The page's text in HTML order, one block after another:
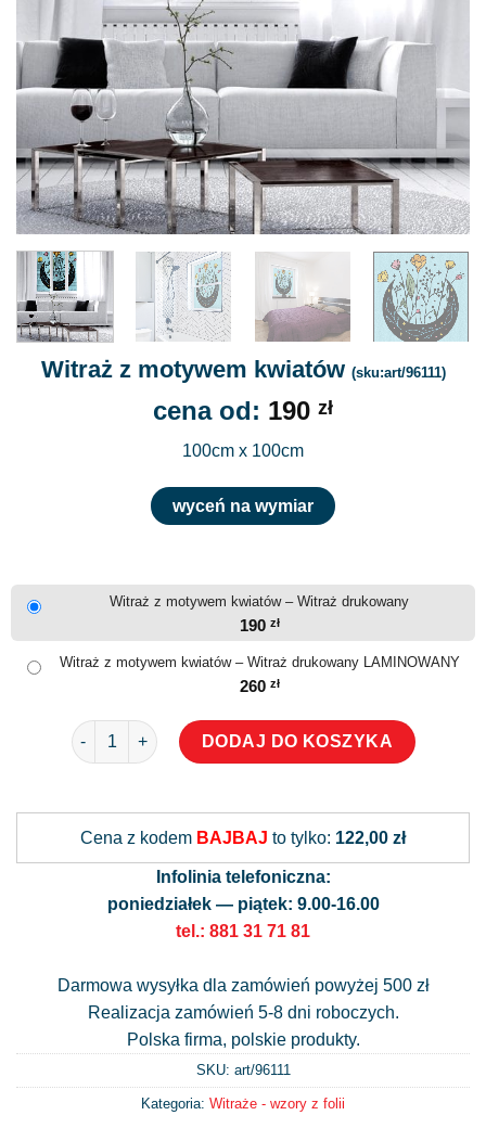
Witraż z motywem kwiatów (sku:art/96111)
cena od: 190 zł
100cm x 100cm
wyceń na wymiar
Witraż z motywem kwiatów – Witraż drukowany
190 zł
Witraż z motywem kwiatów – Witraż drukowany LAMINOWANY
260 zł
ilość Witraż z motywem kwiatów
DODAJ DO KOSZYKA
Cena z kodem BAJBAJ to tylko: 122,00 zł
Infolinia telefoniczna:
poniedziałek — piątek: 9.00-16.00
tel.: 881 31 71 81
Darmowa wysyłka dla zamówień powyżej 500 zł
Realizacja zamówień 5-8 dni roboczych.
Polska firma, polskie produkty.
SKU: art/96111
Kategoria: Witraże - wzory z folii